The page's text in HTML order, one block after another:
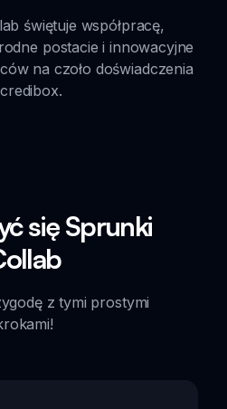
świętuje współpracę,
postacie i innowacyjne
na czoło doświadczenia
się Sprunki
z tymi prostymi